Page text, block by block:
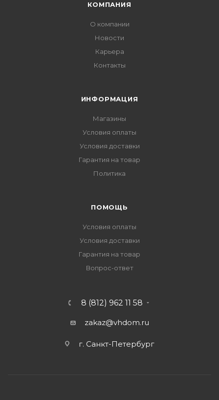
КОМПАНИЯ
О компании
Новости
Карьера
Контакты
ИНФОРМАЦИЯ
Магазины
Условия оплаты
Условия доставки
Гарантия на товар
Политика
ПОМОЩЬ
Условия оплаты
Условия доставки
Гарантия на товар
Вопрос-ответ
8 (812) 962 11 58
zakaz@vhdom.ru
г. Санкт-Петербург